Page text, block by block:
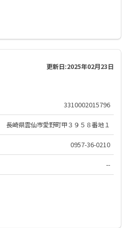
更新日:2025年02月23日
3310002015796
長崎県雲仙市愛野町甲３９５８番地１
0957-36-0210
--